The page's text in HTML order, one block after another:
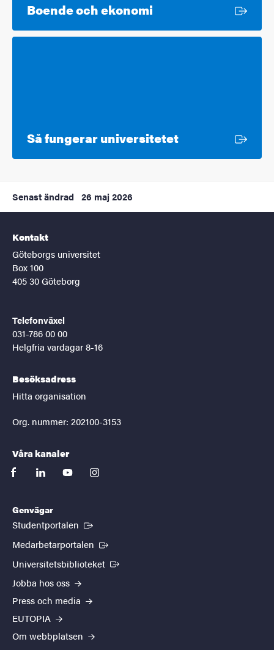
Boende och ekonomi
Så fungerar universitetetExtern länk
Senast ändrad 26 maj 2026
Kontakt
Göteborgs universitet
Box 100
405 30 Göteborg
Telefonväxel
031-786 00 00
Helgfria vardagar 8-16
Besöksadress
Hitta organisation
Org. nummer: 202100-3153
Våra kanaler
facebooklinkedinyoutubeinstagram
Genvägar
Studentportalen (Extern länk)
Medarbetarportalen (Extern länk)
Universitetsbiblioteket (Extern länk)
Jobba hos oss
Press och media
EUTOPIA
Om webbplatsen